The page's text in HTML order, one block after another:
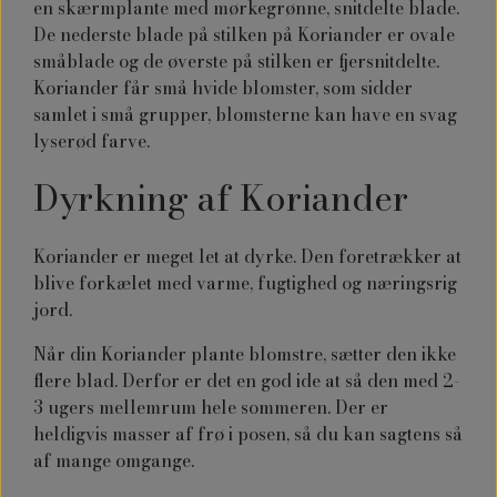
en skærmplante med mørkegrønne, snitdelte blade.
De nederste blade på stilken på Koriander er ovale
småblade og de øverste på stilken er fjersnitdelte.
Koriander får små hvide blomster, som sidder
samlet i små grupper, blomsterne kan have en svag
lyserød farve.
Dyrkning af Koriander
Koriander er meget let at dyrke. Den foretrækker at
blive forkælet med varme, fugtighed og næringsrig
jord.
Når din Koriander plante blomstre, sætter den ikke
flere blad. Derfor er det en god ide at så den med 2-
3 ugers mellemrum hele sommeren. Der er
heldigvis masser af frø i posen, så du kan sagtens så
af mange omgange.